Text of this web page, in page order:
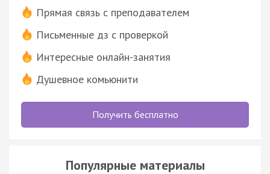
Прямая связь с преподавателем
Письменные дз с проверкой
Интересные онлайн-занятия
Душевное комьюнити
Получить бесплатно
Популярные материалы